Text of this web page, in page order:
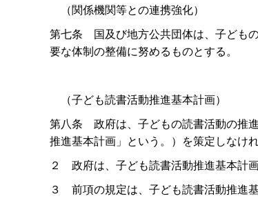
（関係機関等との連携強化）
第七条 国及び地方公共団体は、子ども
要な体制の整備に努めるものとする。
（子ども読書活動推進基本計画）
第八条 政府は、子どもの読書活動の推
推進基本計画」という。）を策定しなけれ
２ 政府は、子ども読書活動推進基本計
３ 前項の規定は、子ども読書活動推進